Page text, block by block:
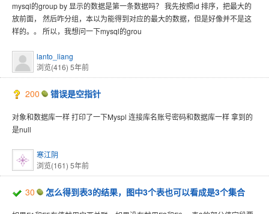
mysql的group by 显示的数据是第一条数据吗？ 我先按照id 排序，把最大的
放前面， 然后咋分组，本以为能得到对应的最大的数据，但是好像并不是这
样的。。 所以，我想问一下mysql的grou
lanto_liang
浏览(416) 5年前
200 错误是空指针
对象和数据库一样 打印了一下Myspl 连接库名账号密码和数据库一样 拿到的
是null
寒江阴
浏览(161) 5年前
30 怎么得到表3的结果，图中3个表也可以看成是3个集合